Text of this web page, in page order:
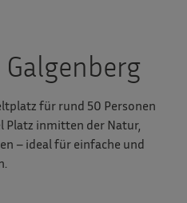
für rund 50 Personen
Platz inmitten der Natur,
– ideal für einfache und